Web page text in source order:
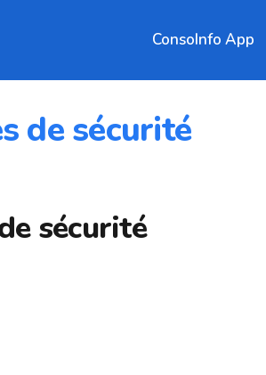
ConsoInfo App
de sécurité
sécurité